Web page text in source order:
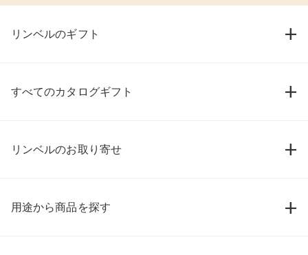
リンベルのギフト
すべてのカタログギフト
リンベルのお取り寄せ
用途から商品を探す